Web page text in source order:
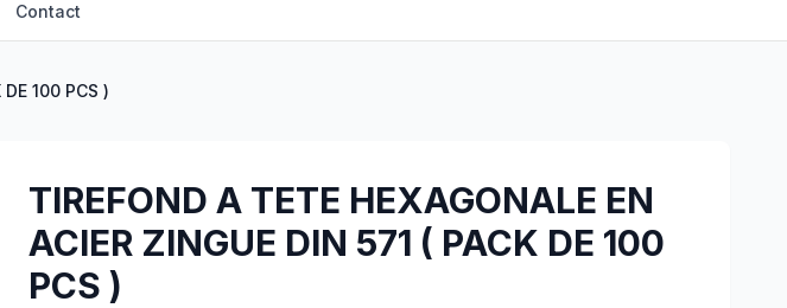
Contact
DE 100 PCS )
TIREFOND A TETE HEXAGONALE EN
ACIER ZINGUE DIN 571 ( PACK DE 100
PCS )